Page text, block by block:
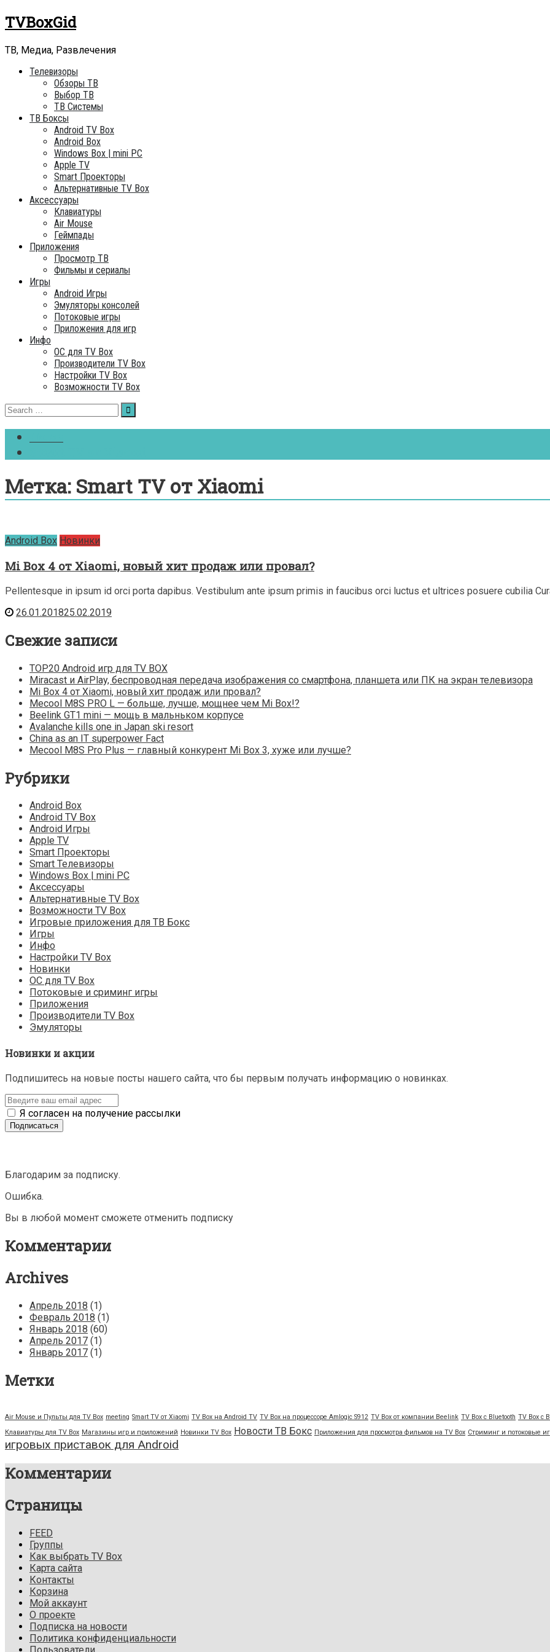
Skip
to
TVBoxGid
ТВ, Медиа, Развлечения
Телевизоры
Обзоры ТВ
Выбор ТВ
ТВ Системы
ТВ Боксы
Android TV Box
Android Box
Windows Box | mini PC
Apple TV
Smart Проекторы
Альтернативные TV Box
Аксессуары
Клавиатуры
Air Mouse
Геймпады
Приложения
Просмотр ТВ
Фильмы и сериалы
Игры
Android Игры
Эмуляторы консолей
Потоковые игры
Приложения для игр
Инфо
ОC для TV Box
Производители TV Box
Настройки TV Box
Возможности TV Box
Search
for:
Метка: Smart TV от Xiaomi
Android Box Новинки
Mi Box 4 от Xiaomi, новый хит продаж или провал?
Pellentesque in ipsum id orci porta dapibus. Vestibulum ante ipsum primis in faucibus orci luctus et ultrices posuere cubilia
26.01.201825.02.2019
Свежие записи
TOP20 Android игр для TV BOX
Miracast и AirPlay, беспроводная передача изображения со смартфона, планшета или ПК на экран телевизора
Mi Box 4 от Xiaomi, новый хит продаж или провал?
Mecool M8S PRO L — больше, лучше, мощнее чем Mi Box!?
Beelink GT1 mini — мощь в мальньком корпусе
Avalanche kills one in Japan ski resort
China as an IT superpower Fact
Mecool M8S Pro Plus — главный конкурент Mi Box 3, хуже или лучше?
Рубрики
Android Box
Android TV Box
Android Игры
Apple TV
Smart Проекторы
Smart Телевизоры
Windows Box | mini PC
Аксессуары
Альтернативные TV Box
Возможности TV Box
Игровые приложения для ТВ Бокс
Игры
Инфо
Настройки TV Box
Новинки
ОС для TV Box
Потоковые и сриминг игры
Приложения
Производители TV Box
Эмуляторы
Новинки и акции
Подпишитесь на новые посты нашего сайта, что бы первым получать информацию о новинках.
Я согласен на получение рассылки
Благодарим за подписку.
Ошибка.
Вы в любой момент сможете отменить подписку
Комментарии
Archives
Апрель 2018 (1)
Февраль 2018 (1)
Январь 2018 (60)
Апрель 2017 (1)
Январь 2017 (1)
Метки
Air Mouse и Пульты для TV Box meeting Smart TV от Xiaomi TV Box на Android TV TV Box на процессоре Amlogic S912 TV Box от компании Beelink TV Box с Bluetooth TV Box с
Клавиатуры для TV Box Магазины игр и приложений Новинки TV Box Новости ТВ Бокс Приложения для просмотра фильмов на TV Box Стриминг и потоковые
игровых приставок для Android
Комментарии
Страницы
FEED
Группы
Как выбрать TV Box
Карта сайта
Контакты
Корзина
Мой аккаунт
О проекте
Подписка на новости
Политика конфиденциальности